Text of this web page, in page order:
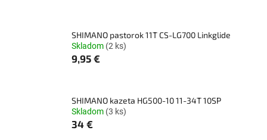
SHIMANO pastorok 11T CS-LG700 Linkglide
Skladom (2 ks)
9,95 €
SHIMANO kazeta HG500-10 11-34T 10SP
Skladom (3 ks)
34 €